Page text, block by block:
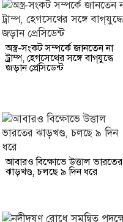
অস্ত্র-সংকট সম্পর্কে জানতেন না
ট্রাম্প, হেগসেথের সঙ্গে বাগ্‌যুদ্ধে
জড়ান প্রেসিডেন্ট
আবারও বিক্ষোভে উত্তাল ভারতের
ঝাড়খণ্ড, চলছে ৯ দিন ধরে